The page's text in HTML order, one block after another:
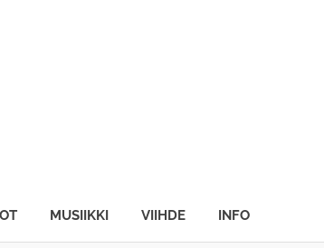
MUSIIKKI VIIHDE INFO